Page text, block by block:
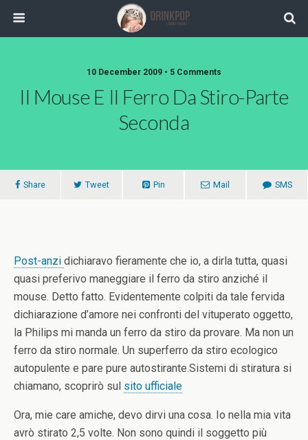
10 December 2009 • 5 Comments
Il Mouse E Il Ferro Da Stiro-Parte
Seconda
Share Tweet Pin Mail SMS
Post-anzi dichiaravo fieramente che io, a dirla tutta, quasi
quasi preferivo maneggiare il ferro da stiro anziché il
mouse. Detto fatto. Evidentemente colpiti da tale fervida
dichiarazione d’amore nei confronti del vituperato oggetto,
la Philips mi manda un ferro da stiro da provare. Ma non un
ferro da stiro normale. Un superferro da stiro ecologico
autopulente e pare pure autostirante.Sistemi di stiratura si
chiamano, scoprirò sul sito ufficiale
Ora, mie care amiche, devo dirvi una cosa. Io nella mia vita
avrò stirato 2,5 volte. Non sono quindi il soggetto più